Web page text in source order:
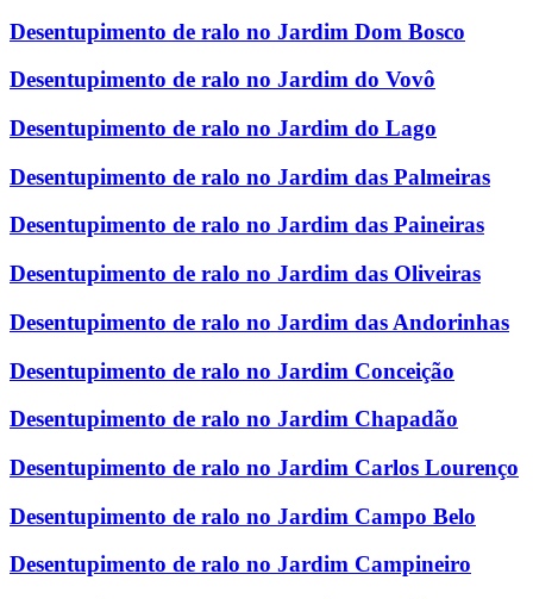
Desentupimento de ralo no Jardim Dom Bosco
Desentupimento de ralo no Jardim do Vovô
Desentupimento de ralo no Jardim do Lago
Desentupimento de ralo no Jardim das Palmeiras
Desentupimento de ralo no Jardim das Paineiras
Desentupimento de ralo no Jardim das Oliveiras
Desentupimento de ralo no Jardim das Andorinhas
Desentupimento de ralo no Jardim Conceição
Desentupimento de ralo no Jardim Chapadão
Desentupimento de ralo no Jardim Carlos Lourenço
Desentupimento de ralo no Jardim Campo Belo
Desentupimento de ralo no Jardim Campineiro